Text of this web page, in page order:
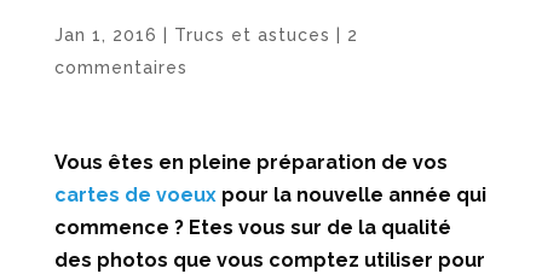
Jan 1, 2016 Trucs et astuces
2
commentaires
Vous êtes en pleine préparation de vos
cartes de voeuxpour la nouvelle année qui
commence ? Etes vous sur de la qualité
des photos que vous comptez utiliser pour